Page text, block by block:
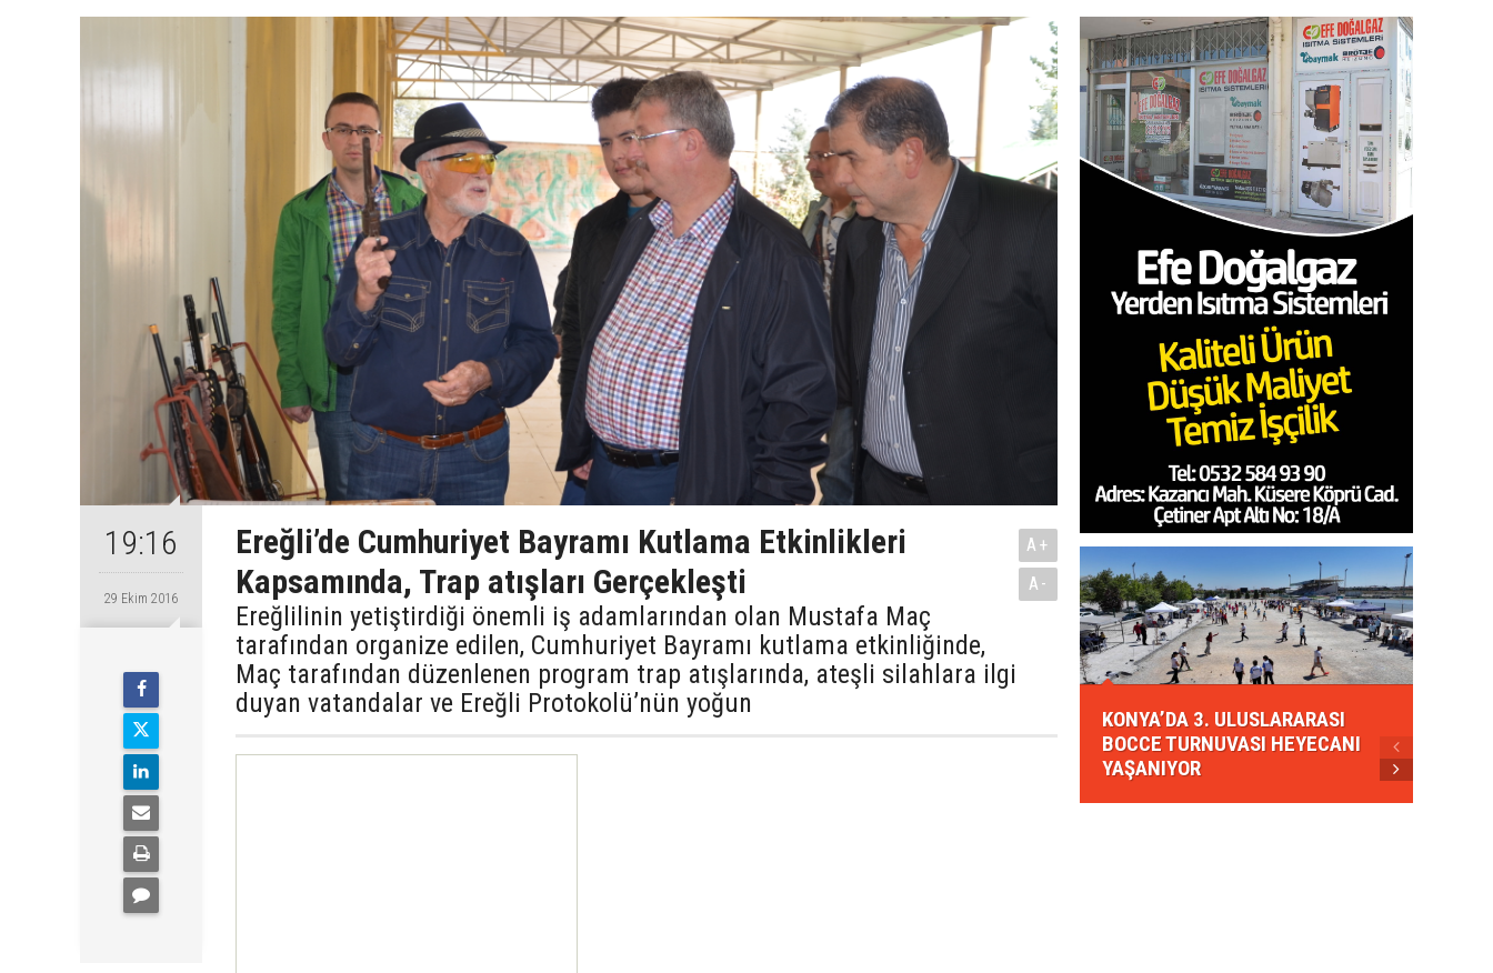
19:16
29 Ekim 2016
Ereğli’de Cumhuriyet Bayramı Kutlama Etkinlikleri
Kapsamında, Trap atışları Gerçekleşti
Ereğlilinin yetiştirdiği önemli iş adamlarından olan Mustafa Maç
tarafından organize edilen, Cumhuriyet Bayramı kutlama etkinliğinde,
Maç tarafından düzenlenen program trap atışlarında, ateşli silahlara ilgi
duyan vatandalar ve Ereğli Protokolü’nün yoğun
A+
A-
KONYA’DA 3. ULUSLARARASI
BOCCE TURNUVASI HEYECANI
YAŞANIYOR